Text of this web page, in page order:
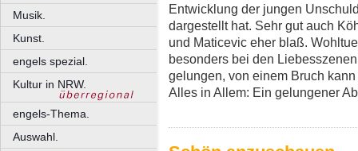
Musik.
Kunst.
engels spezial.
Kultur in NRW.
engels-Thema.
Auswahl.
Entwicklung der jungen
dargestellt hat. Sehr gut auch
und Maticevic eher blaß.
besonders bei den
gelungen, von einem Bruch
Alles in Allem: Ein gelungener